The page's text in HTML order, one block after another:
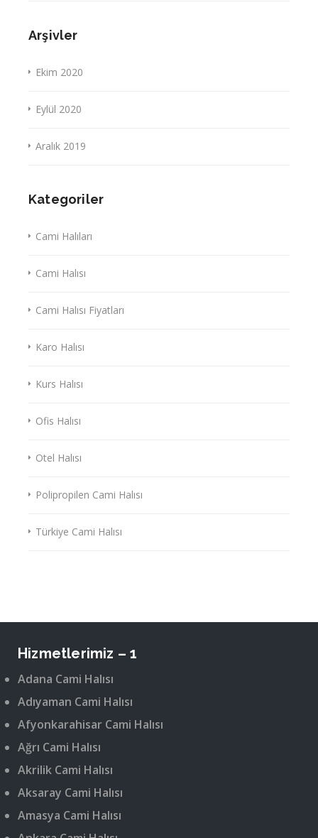
Arşivler
Ekim 2020
Eylül 2020
Aralık 2019
Kategoriler
Cami Halıları
Cami Halısı
Cami Halısı Fiyatları
Karo Halısı
Kurs Halısı
Ofis Halısı
Otel Halısı
Polipropilen Cami Halısı
Türkiye Cami Halısı
Hizmetlerimiz – 1
Adana Cami Halısı
Adıyaman Cami Halısı
Afyonkarahisar Cami Halısı
Ağrı Cami Halısı
Akrilik Cami Halısı
Aksaray Cami Halısı
Amasya Cami Halısı